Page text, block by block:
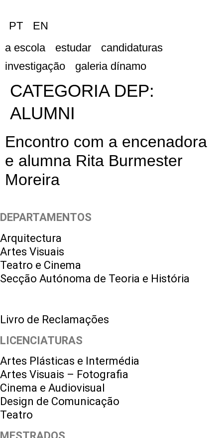
PT
EN
a escola
estudar
candidaturas
investigação
galeria dínamo
CATEGORIA DEP:
ALUMNI
Encontro com a encenadora
e alumna Rita Burmester
Moreira
DEPARTAMENTOS
Arquitectura
Artes Visuais
Teatro e Cinema
Secção Autónoma de Teoria e História
Livro de Reclamações
LICENCIATURAS
Artes Plásticas e Intermédia
Artes Visuais – Fotografia
Cinema e Audiovisual
Design de Comunicação
Teatro